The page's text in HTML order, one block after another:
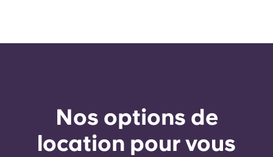
Nos options de
location pour vous